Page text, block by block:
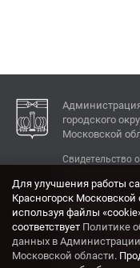
городского
Московской
Свидетельство
КОНТАКТЫ
Адрес:
ул. Ленина,
Для улучшения работы
Красногорск
используя файлы
соответствует Политике
данных в Администрации
Московской области.